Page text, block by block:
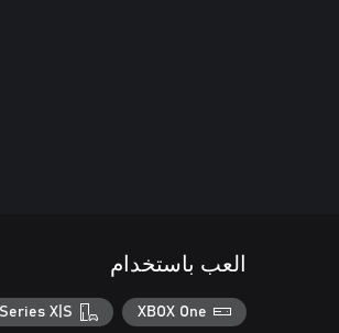
العب باستخدام
XBOX One
X|S